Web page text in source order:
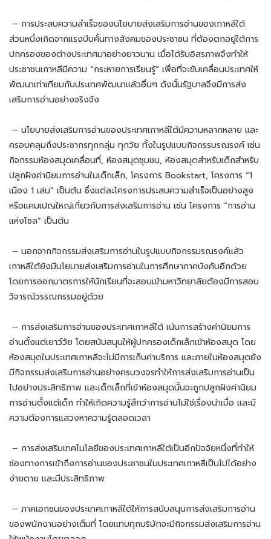
– การประสบความสำเร็จของนโยบายส่งเสริมการอ่านของเกาหลีใต้
ส่วนหนึ่งเกิดจากแรงบีบคั้นทางสังคมของประชาชน ที่ต้องตกอยู่ใต้การ
ปกครองของต่างประเทศมาอย่างยาวนาน เมื่อได้รับอิสรภาพจึงทำให้
ประชาชนเกาหลีมีความ “กระหายการเรียนรู้” เพื่อที่จะขับเคลื่อนประเทศให้
พัฒนาเท่าเทียมกับประเทศพัฒนาแล้วอื่นๆ ดังนั้นรัฐบาลจึงมีการส่ง
เสริมการอ่านอย่างจริงจัง
– นโยบายส่งเสริมการอ่านของประเทศเกาหลีใต้มีความหลากหลาย และ
ครอบคลุมถึงประชากรทุกกลุ่ม ทุกวัย ทั้งในรูปแบบกิจกรรมรณรงค์ เช่น
กิจกรรมห้องสมุดเคลื่อนที่, ห้องสมุดชุมชน, ห้องสมุดสำหรับเด็กสำหรับ
ปลูกฝังค่านิยมการอ่านในเด็กเล็ก, โครงการ Bookstart, โครงการ “1
เมือง 1 เล่ม” เป็นต้น ซึ่งแต่ละโครงการประสบความสำเร็จเป็นอย่างสูง
หรือแคมเปญใหญ่เกี่ยวกับการส่งเสริมการอ่าน เช่น โครงการ “การอ่าน
แห่งโซล” เป็นต้น
– นอกจากกิจกรรมส่งเสริมการอ่านในรูปแบบกิจกรรมรณรงค์แล้ว
เกาหลีใต้ยังมีนโยบายส่งเสริมการอ่านในการศึกษาภาคบังคับอีกด้วย
โดยการออกมาตรการให้นักเรียนที่จะสอบเข้ามหาวิทยาลัยต้องมีการสอบ
วิจารณ์วรรณกรรมอยู่ด้วย
– การส่งเสริมการอ่านของประเทศเกาหลีใต้ เน้นการสร้างค่านิยมการ
อ่านตั้งแต่เยาว์วัย โดยสนับสนุนให้ผู้ปกครองเด็กเล็กเข้าห้องสมุด โดย
ห้องสมุดในประเทศเกาหลีจะไม่มีการเก็บค่าบริการ และภายในห้องสมุดยัง
มีกิจกรรมส่งเสริมการอ่านอย่างครบวงจรทำให้การส่งเสริมการอ่านเป็น
ไปอย่างประสิทธิภาพ และเด็กเล็กที่เข้าห้องสมุดนั้นจะถูกปลูกฝังค่านิยม
การอ่านตั้งแต่เด็ก ทำให้เกิดความรู้สึกว่าการอ่านไม่ใช่เรื่องน่าเบื่อ และมี
ความต้องการแสวงหาความรู้ตลอดเวลา
– การส่งเสริมเทคโนโลยีของประเทศเกาหลีใต้เป็นอีกปัจจัยหนึ่งที่ทำให้
ช่องทางการเข้าถึงการอ่านของประชาชนในประเทศเกาหลีเป็นไปได้อย่าง
ง่ายดาย และมีประสิทธิภาพ
– ภาคเอกชนของประเทศเกาหลีใต้ให้การสนับสนุนการส่งเสริมการอ่าน
ของพนักงานอย่างเต็มที่ โดยแทบทุกบริษัทจะมีกิจกรรมส่งเสริมการอ่าน